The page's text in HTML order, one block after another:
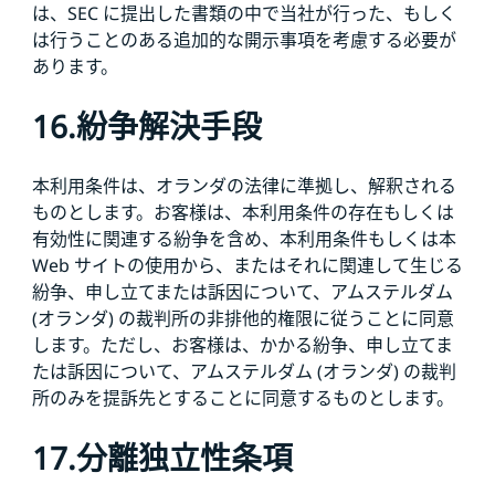
は、SEC に提出した書類の中で当社が行った、もしく
は行うことのある追加的な開示事項を考慮する必要が
あります。
16.紛争解決手段
本利用条件は、オランダの法律に準拠し、解釈される
ものとします。お客様は、本利用条件の存在もしくは
有効性に関連する紛争を含め、本利用条件もしくは本
Web サイトの使用から、またはそれに関連して生じる
紛争、申し立てまたは訴因について、アムステルダム
(オランダ) の裁判所の非排他的権限に従うことに同意
します。ただし、お客様は、かかる紛争、申し立てま
たは訴因について、アムステルダム (オランダ) の裁判
所のみを提訴先とすることに同意するものとします。
17.分離独立性条項